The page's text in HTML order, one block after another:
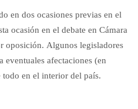
en dos ocasiones previas en el
ocasión en el debate en Cámara
oposición. Algunos legisladores
eventuales afectaciones (en
todo en el interior del país.